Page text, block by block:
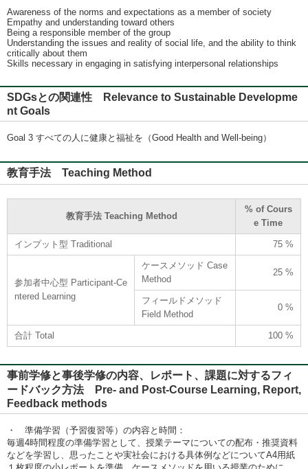
Awareness of the norms and expectations as a member of society
Empathy and understanding toward others
Being a responsible member of the group
Understanding the issues and reality of social life, and the ability to think
critically about them
Skills necessary in engaging in satisfying interpersonal relationships
SDGsとの関連性 Relevance to Sustainable Developme
nt Goals
Goal 3 すべての人に健康と福祉を（Good Health and Well-being）
教育手法 Teaching Method
教育手法 Teaching Method
% of Cours
e Time
インプット型 Traditional 75 %
参加者中心型 Participant-Ce
ntered Learning
ケースメソッド Case
Method
25 %
フィールドメソッド
Field Method
0 %
合計 Total 100 %
事前学修と事後学修の内容、レポート、課題に対するフィ
ードバック方法 Pre- and Post-Course Learning, Report,
Feedback methods
・ 準備学習（予習復習等）の内容と時間：
毎週4時間程度の準備学習として、授業テーマについての配布・推奨資料
などを学習し、思ったことや実社会における具体例などについてA4用紙